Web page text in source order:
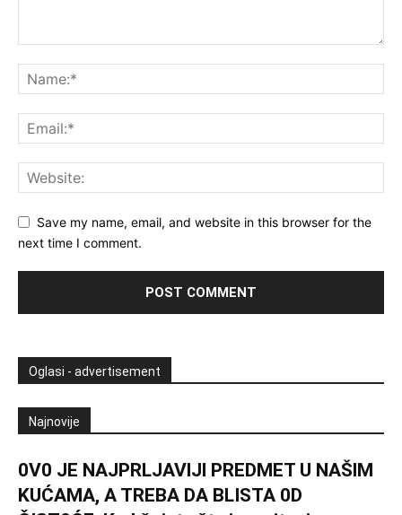
Save my name, email, and website in this browser for the
next time I comment.
Oglasi - advertisement
Najnovije
0V0 JE NAJPRLJAVlJl PREDMET U NAŠlM
KUĆAMA, A TREBA DA BLISTA 0D